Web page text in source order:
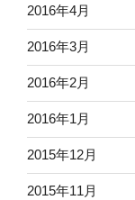
2016年4月
2016年3月
2016年2月
2016年1月
2015年12月
2015年11月